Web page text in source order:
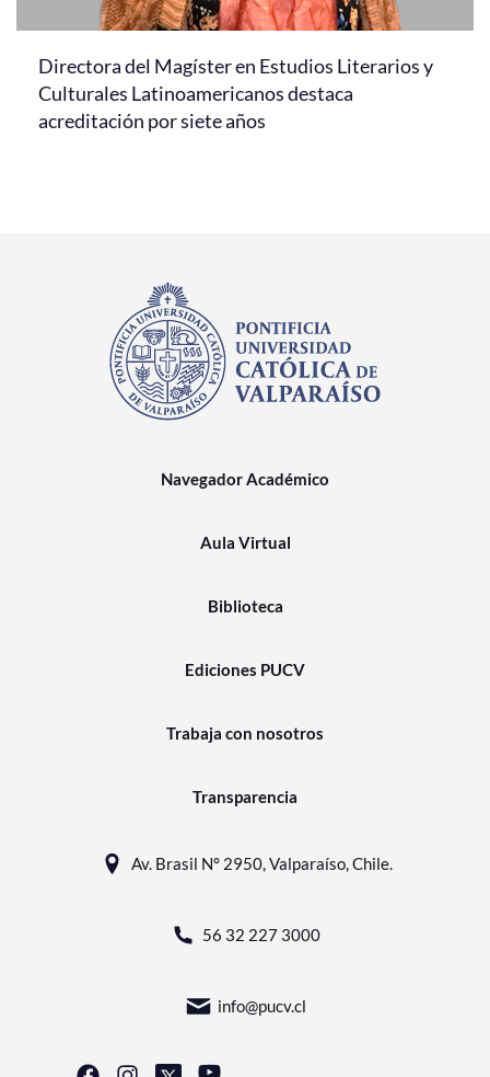
Directora del Magíster en Estudios Literarios y
Culturales Latinoamericanos destaca
acreditación por siete años
Navegador Académico
Aula Virtual
Biblioteca
Ediciones PUCV
Trabaja con nosotros
Transparencia
Av. Brasil N° 2950, Valparaíso, Chile.
56 32 227 3000
info@pucv.cl